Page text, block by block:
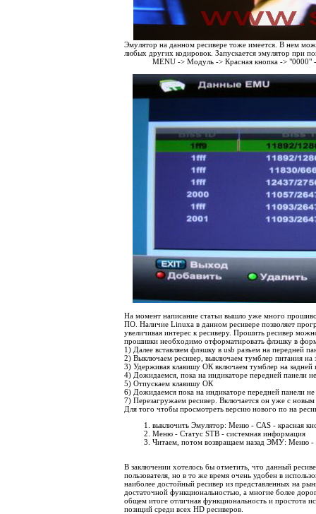
Эмулятор на данном ресивере тоже имеется. В нем
любых других кодировок. Запускается эмулятор при
MENU -> Модуль -> Красная кнопка -> "0000"
На момент написание статьи вышло уже много
ПО. Наличие Linuxa в данном ресивере позволяет
увеличивая интерес к ресиверу. Прошить ресивер
прошивки необходимо отформатировать флэшку в
1) Далее вставляем флэшку в usb разъем на передней
2) Выключаем ресивер, выключаем тумблер питания на
3) Удерживая клавишу ОК включаем тумблер на задней
4) Дожидаемся, пока на индикаторе передней панели
5) Отпускаем клавишу ОК
6) Дожидаемся пока на индикаторе передней панели
7) Перезагружаем ресивер. Включается он уже с
Для того чтобы просмотреть версию нового по на
выключить Эмулятор: Меню - CAS - красная
Меню - Статус STB - системная информация
Читаем, потом возвращаем назад ЭМУ: Меню -
В заключении хотелось бы отметить, что данный
пользователя, но в то же время очень удобен в
наиболее достойный ресивер из представленных на
достаточной функциональностью, а многие более
общем итоге отличная функциональность и простота
позиций среди всех HD ресиверов.